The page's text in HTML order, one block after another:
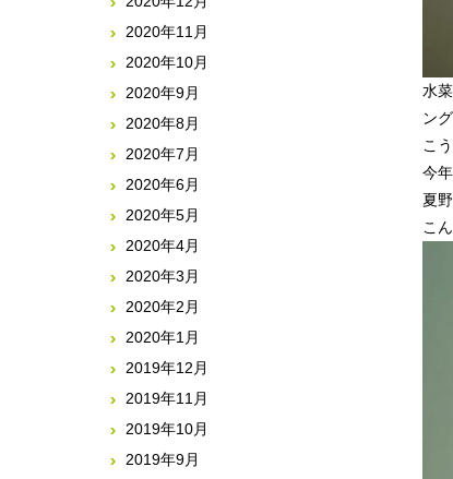
水
ン
こ
今
夏
2020年11月
2020年10月
2020年9月
2020年8月
2020年7月
2020年6月
2020年5月
2020年4月
2020年3月
2020年2月
2020年1月
2019年12月
2019年11月
2019年10月
2019年9月